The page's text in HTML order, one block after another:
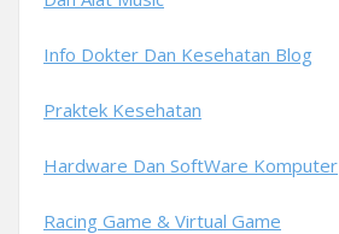
Info Dokter Dan Kesehatan Blog
Praktek Kesehatan
Hardware Dan SoftWare Komputer
Racing Game & Virtual Game